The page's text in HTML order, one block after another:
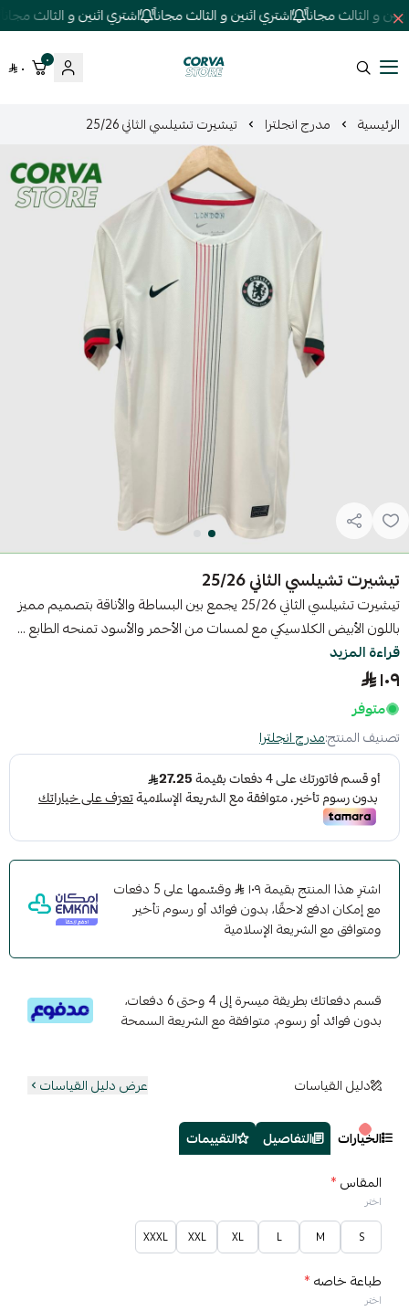
و الثالث مجاناً اشتري اثنين و الثالث مجاناً اشتري اثنين و الثالث مجاناً
كورفا ستور
٠ ٠
الرئيسية مدرج انجلترا تيشيرت تشيلسي الثاني 25/26
تيشيرت تشيلسي الثاني 25/26
تيشيرت تشيلسي الثاني 25/26 يجمع بين البساطة والأناقة بتصميم مميز
باللون الأبيض الكلاسيكي مع لمسات من الأحمر والأسود تمنحه الطابع ...
قراءة المزيد
١٠٩
متوفر
تصنيف المنتج:مدرج انجلترا
اشترِ هذا المنتج بقيمة ١٠٩
وقسّمها على 5 دفعات
مع إمكان ادفع لاحقًا، بدون فوائد أو رسوم تأخير
ومتوافق مع الشريعة الإسلامية
قسم دفعاتك بطريقة ميسرة إلى 4 وحتى 6 دفعات،
بدون فوائد أو رسوم. متوافقة مع الشريعة السمحة
دليل القياسات عرض دليل القياسات
الخيارات التفاصيل
التقييمات
المقاس*
اختر
S
M
L
XL
XXL
XXXL
طباعة خاصه*
اختر